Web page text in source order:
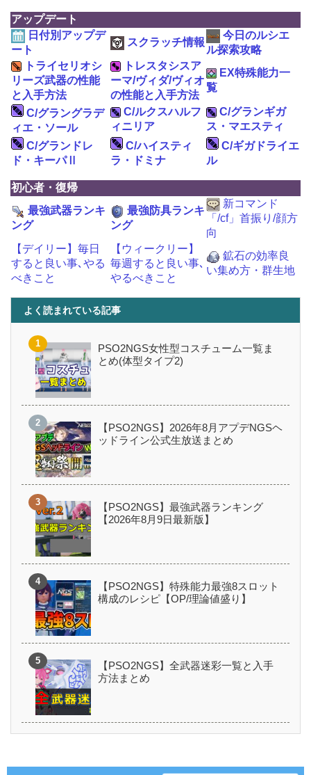
アップデート
日付別アップデ
ート
スクラッチ情報
今日のルシエ
ル探索攻略
トライセリオシ
リーズ武器の性能
と入手方法
トレスタシスア
ーマ/ヴィダ/ヴィオ
の性能と入手方法
EX特殊能力一
覧
C/グラングラデ
ィエ・ソール
C/ルクスハルフ
ィニリア
C/グランギガ
ス・マエスティ
C/グランドレ
ド・キーパⅡ
C/ハイスティ
ラ・ドミナ
C/ギガドライエ
ル
初心者・復帰
最強武器ランキ
ング
最強防具ランキ
ング
新コマンド
「/cf」首振り/顔方
向
【デイリー】毎日
すると良い事､やる
べきこと
【ウィークリー】
毎週すると良い事､
やるべきこと
鉱石の効率良
い集め方・群生地
よく読まれている記事
PSO2NGS女性型コスチューム一覧ま
とめ(体型タイプ2)
【PSO2NGS】2026年8月アプデNGSヘ
ッドライン公式生放送まとめ
【PSO2NGS】最強武器ランキング
【2026年8月9日最新版】
【PSO2NGS】特殊能力最強8スロット
構成のレシピ【OP/理論値盛り】
【PSO2NGS】全武器迷彩一覧と入手
方法まとめ